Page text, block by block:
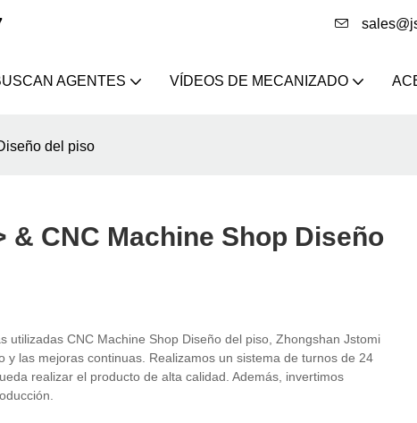
AGENTES VÍDEOS DE MECANIZADO
del piso
& CNC Machine Shop Diseño
CNC Machine Shop Diseño del piso, Zhongshan Jstomi
las mejoras continuas. Realizamos un sistema de turnos de 24
realizar el producto de alta calidad. Además, invertimos